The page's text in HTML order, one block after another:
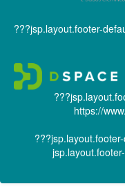
???jsp.layout.footer-
https://